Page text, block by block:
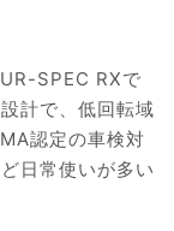
SPEC RXで
計で、低回転域
認定の車検対
日常使いが多い